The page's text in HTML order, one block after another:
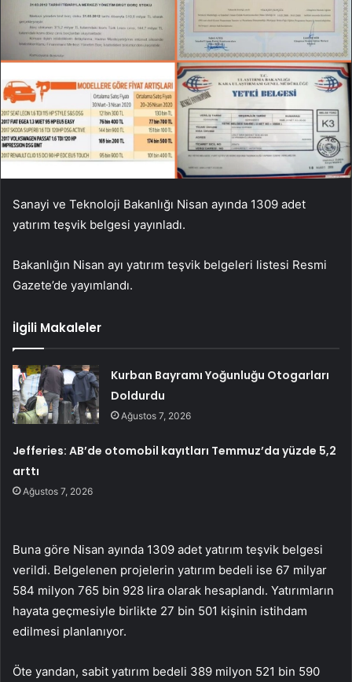
Sanayi ve Teknoloji Bakanlığı Nisan ayında 1309 adet
yatırım teşvik belgesi yayınladı.
Bakanlığın Nisan ayı yatırım teşvik belgeleri listesi Resmi
Gazete’de yayımlandı.
İlgili Makaleler
Kurban Bayramı Yoğunluğu Otogarları
Doldurdu
Ağustos 7, 2026
Jefferies: AB’de otomobil kayıtları Temmuz’da yüzde 5,2
arttı
Ağustos 7, 2026
Buna göre Nisan ayında 1309 adet yatırım teşvik belgesi
verildi. Belgelenen projelerin yatırım bedeli ise 67 milyar
584 milyon 765 bin 928 lira olarak hesaplandı. Yatırımların
hayata geçmesiyle birlikte 27 bin 501 kişinin istihdam
edilmesi planlanıyor.
Öte yandan, sabit yatırım bedeli 389 milyon 521 bin 590